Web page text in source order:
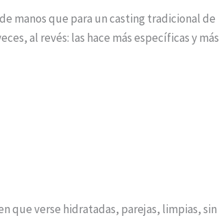
manos que para un casting tradicional de
al revés: las hace más específicas y más
que verse hidratadas, parejas, limpias, sin